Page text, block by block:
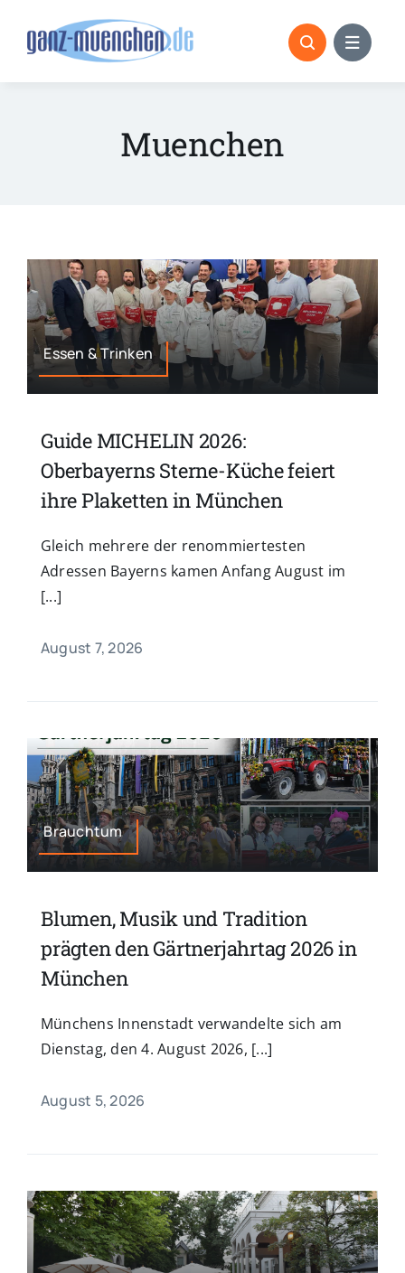
Muenchen
Essen & Trinken
Guide MICHELIN 2026:
Oberbayerns Sterne-Küche feiert
ihre Plaketten in München
Gleich mehrere der renommiertesten
Adressen Bayerns kamen Anfang August im
[...]
August 7, 2026
Brauchtum
Blumen, Musik und Tradition
prägten den Gärtnerjahrtag 2026 in
München
Münchens Innenstadt verwandelte sich am
Dienstag, den 4. August 2026, [...]
August 5, 2026